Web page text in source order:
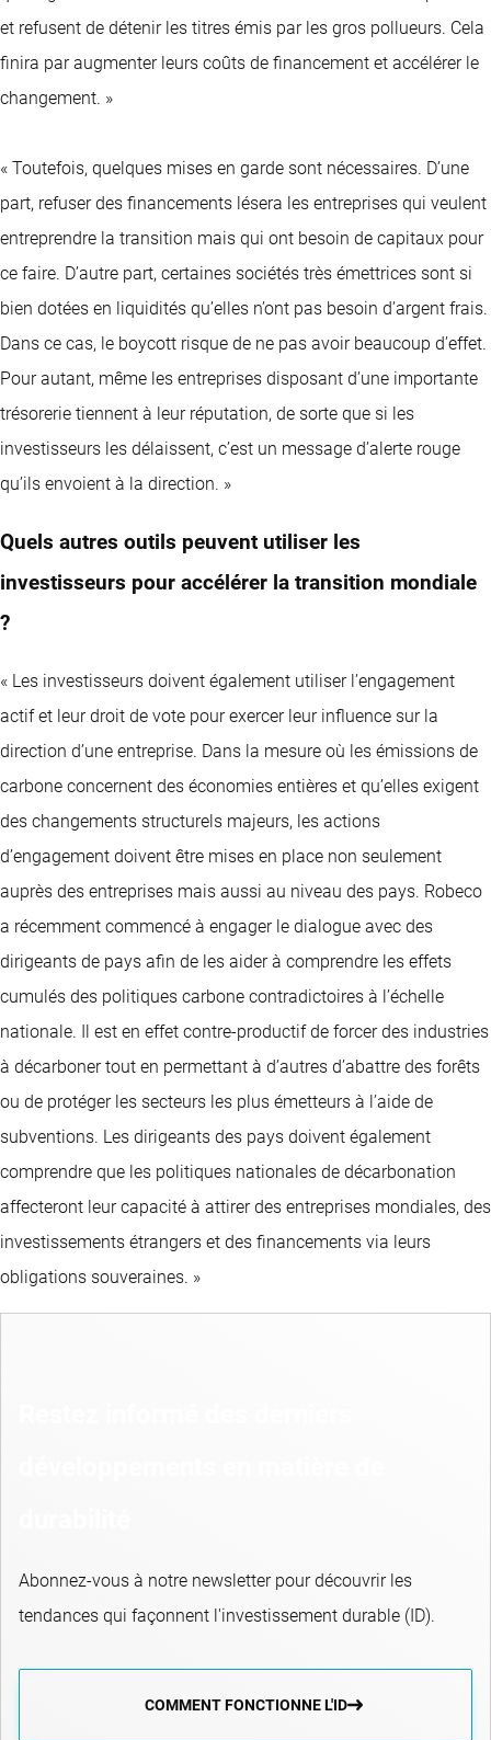
et refusent de détenir les titres émis par les gros pollueurs. Cela
finira par augmenter leurs coûts de financement et accélérer le
changement. »
« Toutefois, quelques mises en garde sont nécessaires. D’une
part, refuser des financements lésera les entreprises qui veulent
entreprendre la transition mais qui ont besoin de capitaux pour
ce faire. D’autre part, certaines sociétés très émettrices sont si
bien dotées en liquidités qu’elles n’ont pas besoin d’argent frais.
Dans ce cas, le boycott risque de ne pas avoir beaucoup d’effet.
Pour autant, même les entreprises disposant d’une importante
trésorerie tiennent à leur réputation, de sorte que si les
investisseurs les délaissent, c’est un message d’alerte rouge
qu’ils envoient à la direction. »
Quels autres outils peuvent utiliser les
investisseurs pour accélérer la transition mondiale
?
« Les investisseurs doivent également utiliser l’engagement
actif et leur droit de vote pour exercer leur influence sur la
direction d’une entreprise. Dans la mesure où les émissions de
carbone concernent des économies entières et qu’elles exigent
des changements structurels majeurs, les actions
d’engagement doivent être mises en place non seulement
auprès des entreprises mais aussi au niveau des pays. Robeco
a récemment commencé à engager le dialogue avec des
dirigeants de pays afin de les aider à comprendre les effets
cumulés des politiques carbone contradictoires à l’échelle
nationale. Il est en effet contre-productif de forcer des industries
à décarboner tout en permettant à d’autres d’abattre des forêts
ou de protéger les secteurs les plus émetteurs à l’aide de
subventions. Les dirigeants des pays doivent également
comprendre que les politiques nationales de décarbonation
affecteront leur capacité à attirer des entreprises mondiales, des
investissements étrangers et des financements via leurs
obligations souveraines. »
Abonnez-vous à notre newsletter pour découvrir les
tendances qui façonnent l'investissement durable (ID).
COMMENT FONCTIONNE L'ID